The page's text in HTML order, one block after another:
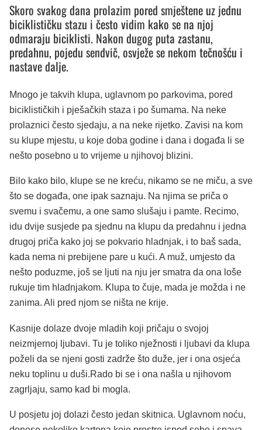
Skoro svakog dana prolazim pored smještene uz jednu
biciklističku stazu i često vidim kako se na njoj
odmaraju biciklisti. Nakon dugog puta zastanu,
predahnu, pojedu sendvič, osvježe se nekom tečnošću i
nastave dalje.
Mnogo je takvih klupa, uglavnom po parkovima, pored
biciklističkih i pješačkih staza i po šumama. Na neke
prolaznici često sjedaju, a na neke rijetko. Zavisi na kom
su klupe mjestu, u koje doba godine i dana i događa li se
nešto posebno u to vrijeme u njihovoj blizini.
Bilo kako bilo, klupe se ne kreću, nikamo se ne miču, a sve
što se događa, one ipak saznaju. Na njima se priča o
svemu i svačemu, a one samo slušaju i pamte. Recimo,
idu dvije susjede pa sjednu na klupu da predahnu i jedna
drugoj priča kako joj se pokvario hladnjak, i to baš sada,
kada nema ni prebijene pare u kući. A muž, umjesto da
nešto poduzme, još se ljuti na nju jer smatra da ona loše
rukuje tim hladnjakom. Klupa to čuje, mada je možda i ne
zanima. Ali pred njom se ništa ne krije.
Kasnije dolaze dvoje mladih koji pričaju o svojoj
neizmjernoj ljubavi. Tu je toliko nježnosti i ljubavi da klupa
poželi da se njeni gosti zadrže što duže, jer i ona osjeća
neku toplinu u duši.Rado bi se i ona našla u njihovom
zagrljaju, samo kad bi mogla.
U posjetu joj dolazi često jedan skitnica. Uglavnom noću,